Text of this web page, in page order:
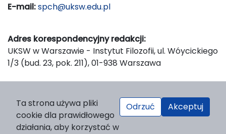
E-mail:spch@uksw.edu.pl
Adres korespondencyjny redakcji:
UKSW w Warszawie - Instytut Filozofii, ul. Wóycickiego
1/3 (bud. 23, pok. 211), 01-938 Warszawa
Wydawnictwo Naukowe UKSW, ul. Dewajtis 5, domek
nr 2, 01-815 Warszawa
Strona WWW Wydawnictwa
Ta strona używa pliki
cookie dla prawidłowego
działania, aby korzystać w
Odrzuć Akceptuj